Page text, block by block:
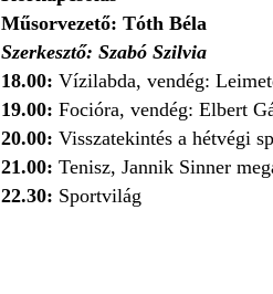
Műsorvezető: Tóth Béla
Szerkesztő: Szabó Szilvia
18.00: Vízilabda, vendég:
19.00: Focióra, vendég: Elbert
20.00: Visszatekintés a hétvégi
21.00: Tenisz, Jannik Sinner
22.30: Sportvilág